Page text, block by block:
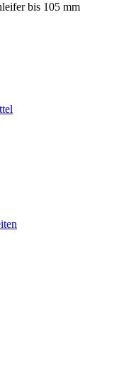
bis 105 mm